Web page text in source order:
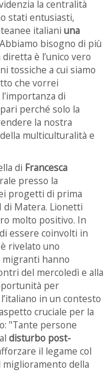
la centralità
stati entusiasti,
italiani una
bisogno di più
è l’unico vero
tossiche a cui siamo
che vorrei
di
perché solo la
la nostra
multiculturalità e
di Francesca
presso la
progetti di prima
di Matera. Lionetti
molto positivo. In
essere coinvolti in
rivelato uno
migranti hanno
del mercoledì e alla
per
in un contesto
cruciale per la
"Tante persone
disturbo post-
il legame col
della